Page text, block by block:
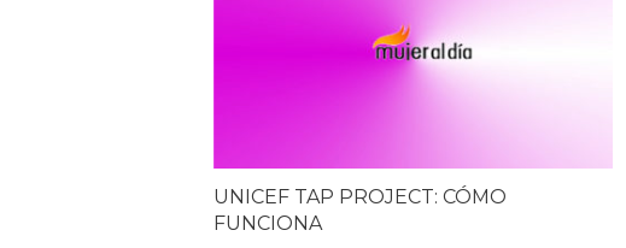
UNICEF TAP PROJECT: CÓMO
FUNCIONA